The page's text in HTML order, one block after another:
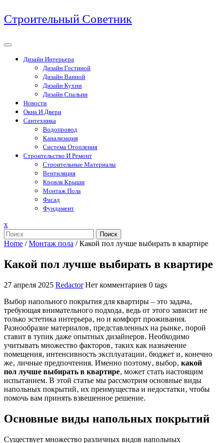
Перейти
к
Строительный Советник
Дизайн Интерьера
Дизайн Гостиной
Дизайн Ванной
Дизайн Кухни
Дизайн Спальни
Новости
Окна И Двери
Сантехника
Водопровод
Канализация
Система Отопления
Строительство И Ремонт
Строительные Материалы
Вентиляция
Кровля Крыши
Монтаж Пола
Фасад
Фундамент
xЗакрыть
меню
Поиск
Home /Монтаж пола /Какой пол лучше выбирать в квартире
Какой пол лучше выбирать в квартире
27 апреля 2025 Redactor Нет комментариев 0 tags
Выбор напольного покрытия для квартиры – это задача‚
требующая внимательного подхода‚ ведь от этого зависит не
только эстетика интерьера‚ но и комфорт проживания.
Разнообразие материалов‚ представленных на рынке‚ порой
ставит в тупик даже опытных дизайнеров. Необходимо
учитывать множество факторов‚ таких как назначение
помещения‚ интенсивность эксплуатации‚ бюджет и‚ конечно
же‚ личные предпочтения. Именно поэтому‚ выбор‚ какой
пол лучше выбирать в квартире‚ может стать настоящим
испытанием. В этой статье мы рассмотрим основные виды
напольных покрытий‚ их преимущества и недостатки‚ чтобы
помочь вам принять взвешенное решение.
Основные виды напольных покрытий
Существует множество различных видов напольных